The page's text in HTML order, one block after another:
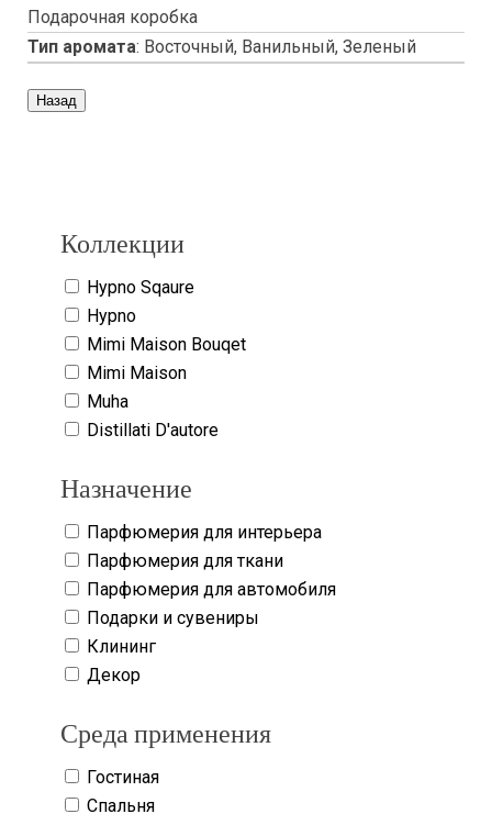
Подарочная коробка
Тип аромата: Восточный, Ванильный, Зеленый
Коллекции
Hypno Sqaure
Hypno
Mimi Maison Bouqet
Mimi Maison
Muha
Distillati D'autore
Назначение
Парфюмерия для интерьера
Парфюмерия для ткани
Парфюмерия для автомобиля
Подарки и сувениры
Клининг
Декор
Среда применения
Гостиная
Спальня